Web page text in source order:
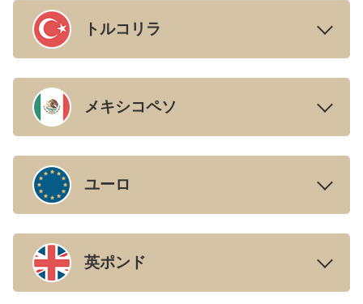
トルコリラ
メキシコペソ
ユーロ
英ポンド